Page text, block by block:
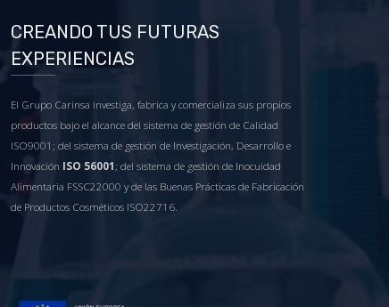
CREANDO TUS FUTURAS
EXPERIENCIAS
El Grupo Carinsa investiga, fabrica y comercializa sus propios
productos bajo el alcance del sistema de gestión de Calidad
ISO9001; del sistema de gestión de Investigación, Desarrollo e
Innovación ISO 56001 ; del sistema de gestión de Inocuidad
Alimentaria FSSC22000 y de las Buenas Prácticas de Fabricación
de Productos Cosméticos ISO22716.